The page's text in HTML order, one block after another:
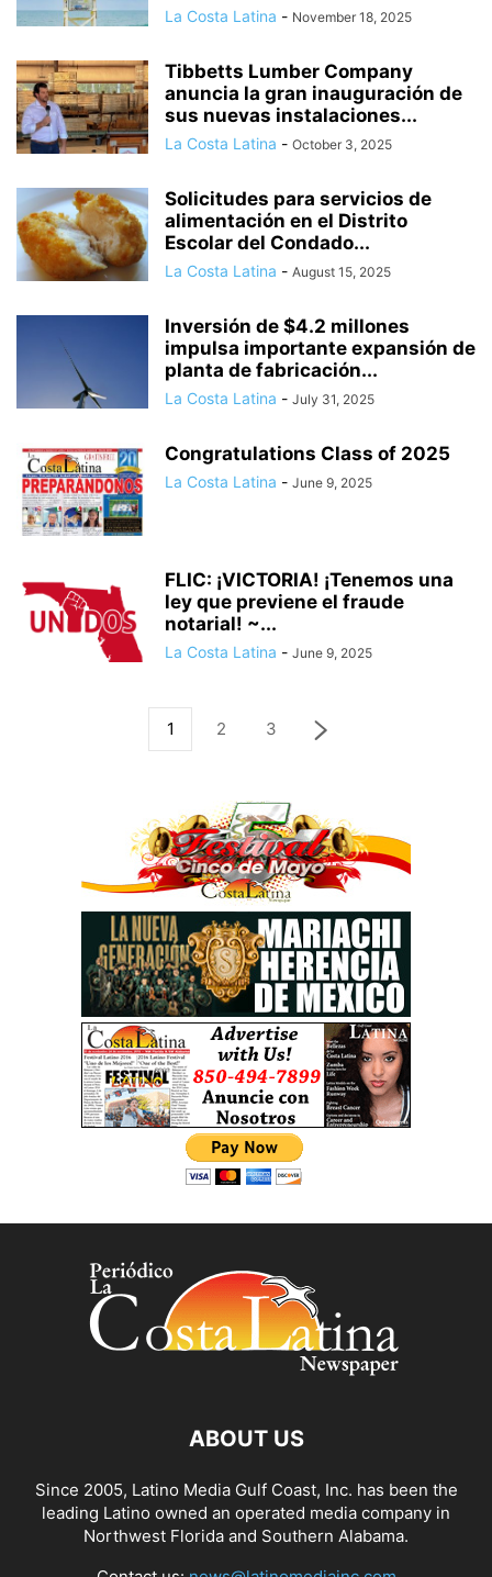
La Costa Latina - November 18, 2025
Tibbetts Lumber Company
anuncia la gran inauguración de
sus nuevas instalaciones...
La Costa Latina - October 3, 2025
Solicitudes para servicios de
alimentación en el Distrito
Escolar del Condado...
La Costa Latina - August 15, 2025
Inversión de $4.2 millones
impulsa importante expansión de
planta de fabricación...
La Costa Latina - July 31, 2025
Congratulations Class of 2025
La Costa Latina - June 9, 2025
FLIC: ¡VICTORIA! ¡Tenemos una
ley que previene el fraude
notarial! ~...
La Costa Latina - June 9, 2025
1 2 3
ABOUT US
Since 2005, Latino Media Gulf Coast, Inc. has been the
leading Latino owned an operated media company in
Northwest Florida and Southern Alabama.